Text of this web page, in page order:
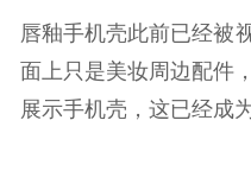
唇釉手机壳此前已经被
面上只是美妆周边配件
展示手机壳，这已经成